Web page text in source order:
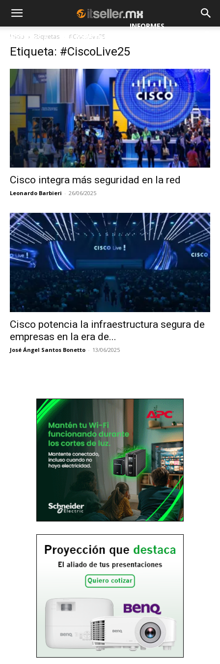
NOTICIAS MAYORISTAS
INFORMES
Inicio Etiquetas #CiscoLive25
Etiqueta: #CiscoLive25
Cisco integra más seguridad en la red
Leonardo Barbieri - 26/06/2025
Cisco potencia la infraestructura segura de
empresas en la era de...
José Ángel Santos Bonetto - 13/06/2025